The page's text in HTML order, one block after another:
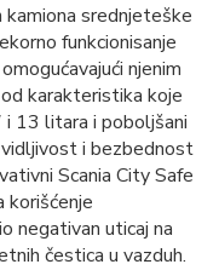
kamiona srednjeteške
funkcionisanje
njenim
karakteristika koje
13 litara i poboljšani
i bezbednost
Scania City Safe
korišćenje
negativan uticaj na
čestica u vazduh.